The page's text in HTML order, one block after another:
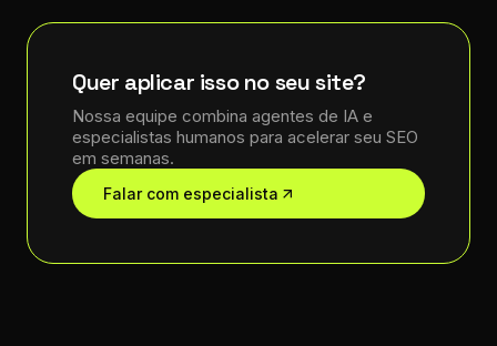
Quer aplicar isso no seu site?
Nossa equipe combina agentes de IA e
especialistas humanos para acelerar seu SEO
em semanas.
Falar com especialista